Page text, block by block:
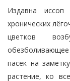
Издавна
хронических
цветков
пасек на
растение, ко